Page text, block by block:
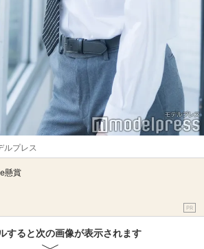
ルプレス
懸賞
PR
すると次の画像が表示されます